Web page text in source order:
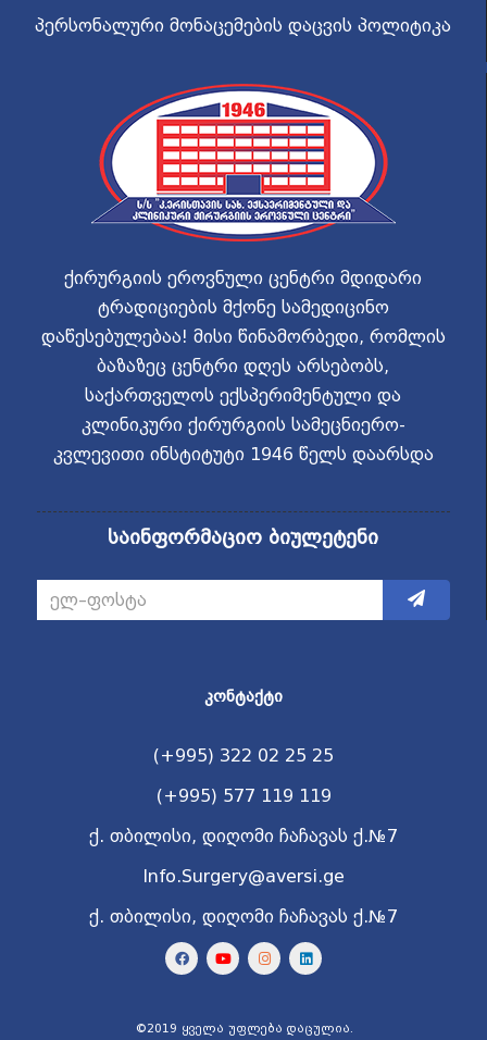
პერსონალური მონაცემების დაცვის პოლიტიკა
ქირურგიის ეროვნული ცენტრი მდიდარი
ტრადიციების მქონე სამედიცინო
დაწესებულებაა! მისი წინამორბედი, რომლის
ბაზაზეც ცენტრი დღეს არსებობს,
საქართველოს ექსპერიმენტული და
კლინიკური ქირურგიის სამეცნიერო-
კვლევითი ინსტიტუტი 1946 წელს დაარსდა
საინფორმაციო ბიულეტენი
ᲙᲝᲜᲢᲐᲥᲢᲘ
(+995) 322 02 25 25
(+995) 577 119 119
ქ. თბილისი, დიღომი ჩაჩავას ქ.№7
Info.Surgery@aversi.ge
ქ. თბილისი, დიღომი ჩაჩავას ქ.№7
©2019 ყველა უფლება დაცულია.